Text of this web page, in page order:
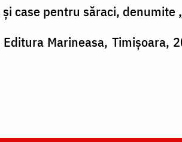
case pentru săraci, denumite
Marineasa, Timişoara,